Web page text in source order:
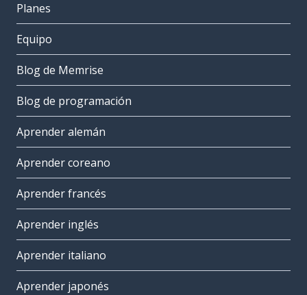
Planes
Equipo
Blog de Memrise
Blog de programación
Aprender alemán
Aprender coreano
Aprender francés
Aprender inglés
Aprender italiano
Aprender japonés